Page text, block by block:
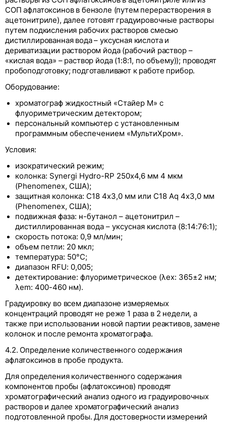
СОП афлатоксинов в бензоле (путем перерастворения в
ацетонитриле), далее готовят градуировочные растворы
путем подкисления рабочих растворов смесью
дистиллированная вода – уксусная кислота и
дериватизации раствором йода (рабочий раствор –
«кислая вода» – раствор йода (1:8:1, по объему)); проводят
пробоподготовку; подготавливают к работе прибор.
Оборудование:
хроматограф жидкостный «Стайер М» с
флуориметрическим детектором;
персональный компьютер с установленным
программным обеспечением «МультиХром».
Условия:
изократический режим;
колонка: Synergi Hydro-RP 250х4,6 мм 4 мкм
(Phenomenex, США);
защитная колонка: С18 4x3,0 мм или С18 Aq 4x3,0 мм
(Phenomenex, США);
подвижная фаза: н-бутанол – ацетонитрил –
дистиллированная вода – уксусная кислота (8:14:76:1);
скорость потока: 0,9 мл/мин;
объем петли: 20 мкл;
температура: 50°С;
диапазон RFU: 0,005;
детектирование: флуориметрическое (λex: 365±2 нм;
λem: 400-460 нм).
Градуировку во всем диапазоне измеряемых
концентраций проводят не реже 1 раза в 2 недели, а
также при использовании новой партии реактивов, замене
колонок и после ремонта хроматографа.
4.2. Определение количественного содержания
афлатоксинов в пробе продукта.
Для определения количественного содержания
компонентов пробы (афлатоксинов) проводят
хроматографический анализ одного из градуировочных
растворов и далее хроматографический анализ
подготовленной пробы. Для достоверности измерений